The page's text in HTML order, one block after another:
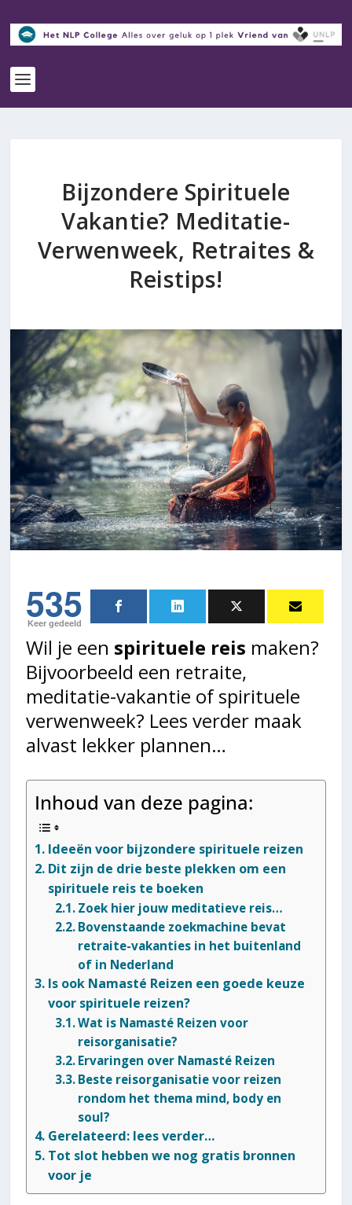
Bijzondere Spirituele
Vakantie? Meditatie-
Verwenweek, Retraites &
Reistips!
535
Keer gedeeld
Wil je een spirituele reis maken?
Bijvoorbeeld een retraite,
meditatie-vakantie of spirituele
verwenweek? Lees verder maak
alvast lekker plannen…
Inhoud van deze pagina:
Ideeën voor bijzondere spirituele reizen
Dit zijn de drie beste plekken om een
spirituele reis te boeken
Zoek hier jouw meditatieve reis…
Bovenstaande zoekmachine bevat
retraite-vakanties in het buitenland
of in Nederland
Is ook Namasté Reizen een goede keuze
voor spirituele reizen?
Wat is Namasté Reizen voor
reisorganisatie?
Ervaringen over Namasté Reizen
Beste reisorganisatie voor reizen
rondom het thema mind, body en
soul?
Gerelateerd: lees verder…
Tot slot hebben we nog gratis bronnen
voor je